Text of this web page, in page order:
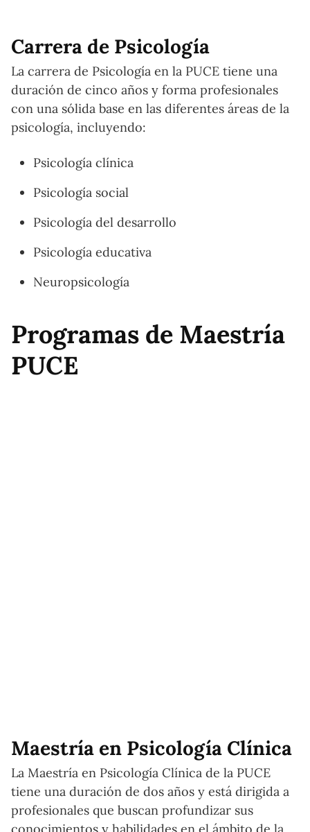
Carrera de Psicología
La carrera de Psicología en la PUCE tiene una
duración de cinco años y forma profesionales
con una sólida base en las diferentes áreas de la
psicología, incluyendo:
Psicología clínica
Psicología social
Psicología del desarrollo
Psicología educativa
Neuropsicología
Programas de Maestría
PUCE
Maestría en Psicología Clínica
La Maestría en Psicología Clínica de la PUCE
tiene una duración de dos años y está dirigida a
profesionales que buscan profundizar sus